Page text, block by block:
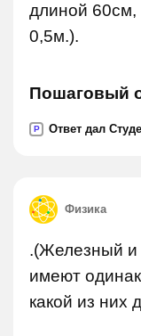
длиной
0,5м.).
Пошаговый
P Ответ дал
Физика
.(Железный
имеют
какой из них